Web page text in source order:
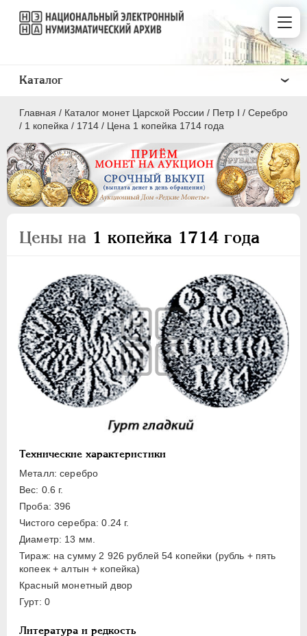
Главная / Каталог монет Царской России / Пeтр I / Серебро
/ 1 копейка / 1714 / Цена 1 копейка 1714 года
Цены на 1 копейка 1714 года
Технические характеристики
Металл: серебро
Вес: 0.6 г.
Проба: 396
Чистого серебра: 0.24 г.
Диаметр: 13 мм.
Тираж: на сумму 2 926 рублей 54 копейки (рубль + пять
копеек + алтын + копейка)
Красный монетный двор
Гурт: 0
Литература и редкость
Каталог
ПEТР I 1699 - 1725
Серебро
Полтина
Полуполтинник
Гривенник
Гривна
10 денег
5 копеек
Алтын(ник)
Медь
Пробные
Для Речи Посполитой
Монетовидные жетоны
ЕКАТЕРИНА I 1725-1727
ПЕТР II 1727-1729
1730-1740
ИОАНН АНТОНОВИЧ